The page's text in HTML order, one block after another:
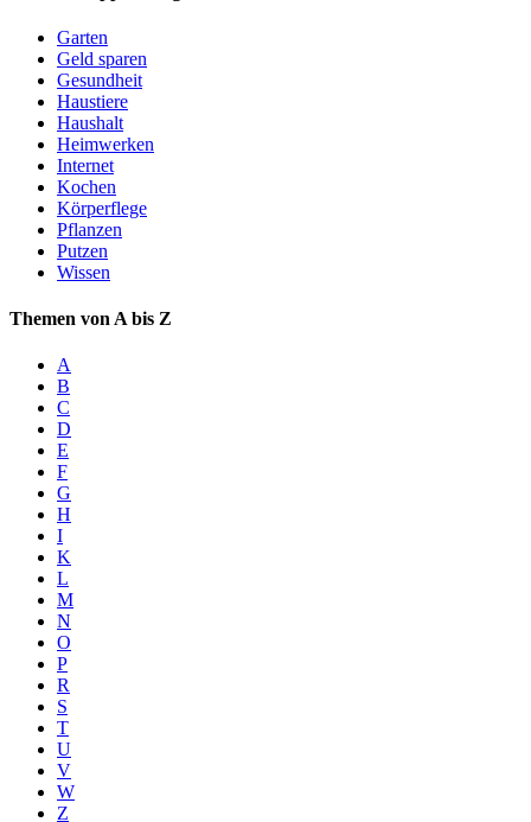
Garten
Geld sparen
Gesundheit
Haustiere
Haushalt
Heimwerken
Internet
Kochen
Körperflege
Pflanzen
Putzen
Wissen
Themen von A bis Z
A
B
C
D
E
F
G
H
I
K
L
M
N
O
P
R
S
T
U
V
W
Z